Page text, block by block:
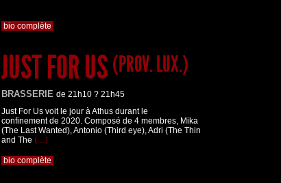
bio complète
JUST FOR US (PROV. LUX.)
BRASSERIE de 21h10 ? 21h45
Just For Us voit le jour à Athus durant le
confinement de 2020. Composé de 4 membres, Mika
(The Last Wanted), Antonio (Third eye), Adri (The Thin
and The (…)
bio complète